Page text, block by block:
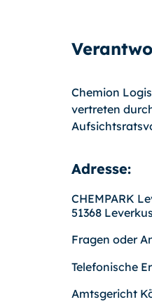
Chemion
vertreten
Adresse:
CHEMPARK
51368
Fragen oder
Telefonische
Amtsgericht